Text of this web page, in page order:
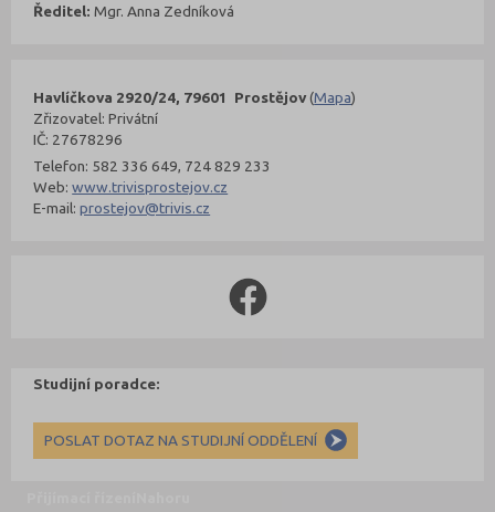
Havlíčkova 2920/24, 79601 Prostějov(Mapa)
Zřizovatel: Privátní
IČ: 27678296
Telefon: 582 336 649, 724 829 233
Web:www.trivisprostejov.cz
E-mail:prostejov@trivis.cz
Ředitel: Mgr. Anna Zedníková
Studijní poradce:
POSLAT DOTAZ NA STUDIJNÍ ODDĚLENÍ